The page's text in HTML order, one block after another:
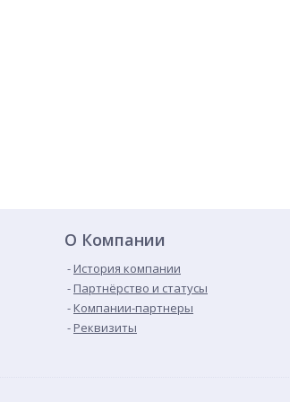
О Компании
История компании
Партнёрство и статусы
Компании-партнеры
Реквизиты